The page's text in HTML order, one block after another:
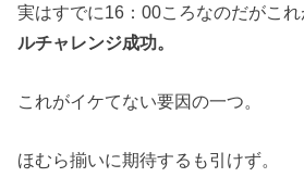
実はすでに16：00ころなのだがこ
ルチャレンジ成功。
これがイケてない要因の一つ。
ほむら揃いに期待するも引けず。